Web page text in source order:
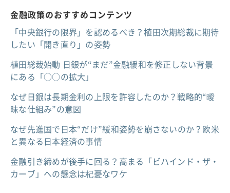
金融政策のおすすめコンテンツ
「中央銀行の限界」を認めるべき？植田次期総裁に期待
したい「開き直り」の姿勢
植田総裁始動 日銀が“まだ”金融緩和を修正しない背景
にある「○○の拡大」
なぜ日銀は長期金利の上限を許容したのか？戦略的“曖
昧な仕組み”の意図
なぜ先進国で日本“だけ”緩和姿勢を崩さないのか？欧米
と異なる日本経済の事情
金融引き締めが後手に回る？高まる「ビハインド・ザ・
カーブ」への懸念は杞憂なワケ